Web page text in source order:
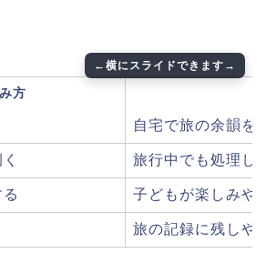
方
自宅で旅の余韻を
旅行中でも処理し
子どもが楽しみや
旅の記録に残しや